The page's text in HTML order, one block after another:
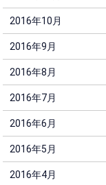
2016年10月
2016年9月
2016年8月
2016年7月
2016年6月
2016年5月
2016年4月